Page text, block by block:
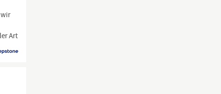
wir
Art